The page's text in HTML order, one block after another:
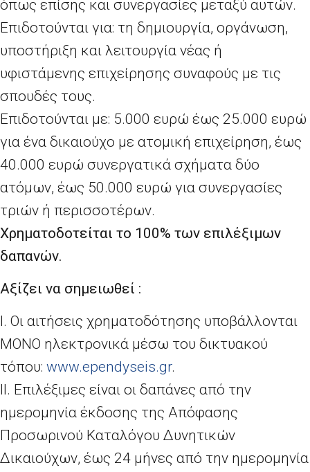
όπως επίσης και συνεργασίες μεταξύ αυτών.
Επιδοτούνται για: τη δημιουργία, οργάνωση,
υποστήριξη και λειτουργία νέας ή
υφιστάμενης επιχείρησης συναφούς με τις
σπουδές τους.
Επιδοτούνται με: 5.000 ευρώ έως 25.000 ευρώ
για ένα δικαιούχο με ατομική επιχείρηση, έως
40.000 ευρώ συνεργατικά σχήματα δύο
ατόμων, έως 50.000 ευρώ για συνεργασίες
τριών ή περισσοτέρων.
Χρηματοδοτείται το 100% των επιλέξιμων
δαπανών.
Αξίζει να σημειωθεί :
Ι. Οι αιτήσεις χρηματοδότησης υποβάλλονται
ΜΟΝΟ ηλεκτρονικά μέσω του δικτυακού
τόπου: www.ependyseis.gr.
ΙΙ. Επιλέξιμες είναι οι δαπάνες από την
ημερομηνία έκδοσης της Απόφασης
Προσωρινού Καταλόγου Δυνητικών
Δικαιούχων, έως 24 μήνες από την ημερομηνία